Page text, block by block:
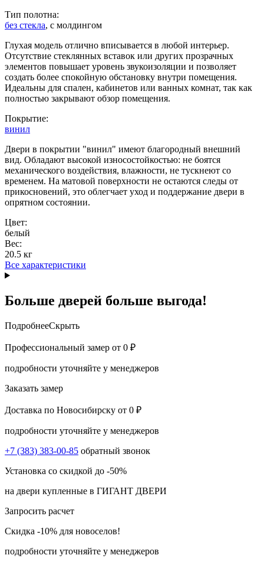
Тип полотна:
без стекла, с молдингом
Глухая модель отлично вписывается в любой интерьер.
Отсутствие стеклянных вставок или других прозрачных
элементов повышает уровень звукоизоляции и позволяет
создать более спокойную обстановку внутри помещения.
Идеальны для спален, кабинетов или ванных комнат, так как
полностью закрывают обзор помещения.
Покрытие:
винил
Двери в покрытии "винил" имеют благородный внешний
вид. Обладают высокой износостойкостью: не боятся
механического воздействия, влажности, не тускнеют со
временем. На матовой поверхности не остаются следы от
прикосновений, это облегчает уход и поддержание двери в
опрятном состоянии.
Цвет:
белый
Вес:
20.5 кг
Все характеристики
Больше дверей больше выгода!
ПодробнееСкрыть
Профессиональный замер от 0 ₽
подробности уточняйте у менеджеров
Заказать замер
Доставка по Новосибирску от 0 ₽
подробности уточняйте у менеджеров
+7 (383) 383-00-85 обратный звонок
Установка со скидкой до -50%
на двери купленные в ГИГАНТ ДВЕРИ
Запросить расчет
Скидка -10% для новоселов!
подробности уточняйте у менеджеров